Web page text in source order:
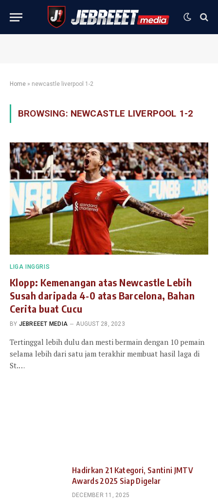
Home » newcastle liverpool 1-2
BROWSING: NEWCASTLE LIVERPOOL 1-2
LIGA INGGRIS
Klopp: Kemenangan atas Newcastle Lebih
Susah daripada 4-0 atas Barcelona, Bahan
Cerita buat Cucu
BY JEBREEET MEDIA AUGUST 28, 2023
Tertinggal lebih dulu dan mesti bermain dengan 10 pemain
selama lebih dari satu jam terakhir membuat hasil laga di
St.…
Hadirkan 21 Kategori, Santini JMTV
Awards 2025 Siap Digelar
DECEMBER 11, 2025